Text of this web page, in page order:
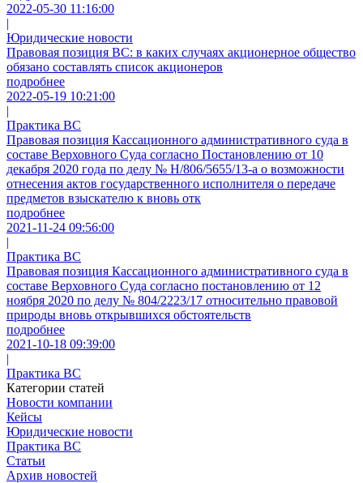
2022-05-30 11:16:00
|
Юридические новости
Правовая позиция ВС: в каких случаях акционерное общество
обязано составлять список акционеров
подробнее
2022-05-19 10:21:00
|
Практика ВС
Правовая позиция Кассационного административного суда в
составе Верховного Суда согласно Постановлению от 10
декабря 2020 года по делу № Н/806/5655/13-а о возможности
отнесения актов государственного исполнителя о передаче
предметов взыскателю к вновь отк
подробнее
2021-11-24 09:56:00
|
Практика ВС
Правовая позиция Кассационного административного суда в
составе Верховного Суда согласно постановлению от 12
ноября 2020 по делу № 804/2223/17 относительно правовой
природы вновь открывшихся обстоятельств
подробнее
2021-10-18 09:39:00
|
Практика ВС
Категории статей
Новости компании
Кейсы
Юридические новости
Практика ВС
Статьи
Архив новостей